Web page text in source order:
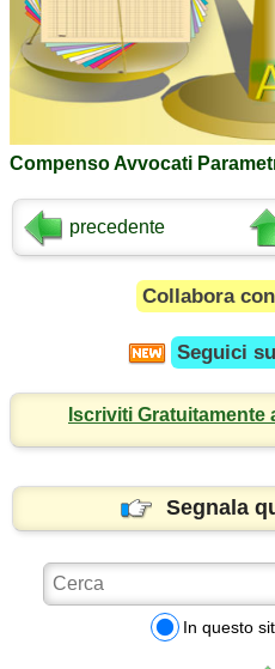
Compenso Avvocati
precedente
Collabora
Seguici su
Iscriviti Gratuitamente
Segnala
In questo